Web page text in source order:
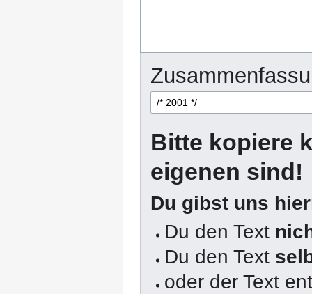
Bitte kopiere
eigenen sind!
Du gibst uns
Du den Text
Du den Text
oder der Text